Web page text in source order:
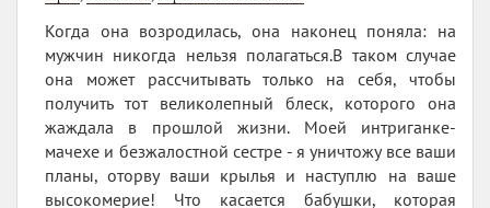
Когда она возродилась, она наконец поняла: на
мужчин никогда нельзя полагаться.В таком случае
она может рассчитывать только на себя, чтобы
получить тот великолепный блеск, которого она
жаждала в прошлой жизни. Моей интриганке-
мачехе и безжалостной сестре - я уничтожу все ваши
планы, оторву ваши крылья и наступлю на ваше
высокомерие! Что касается бабушки, которая